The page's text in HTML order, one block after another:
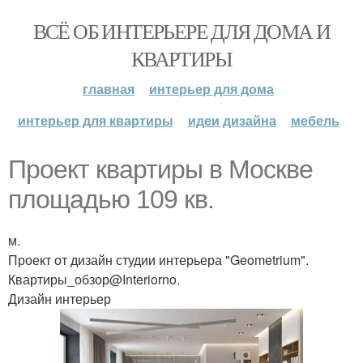
ВСЁ ОБ ИНТЕРЬЕРЕ ДЛЯ ДОМА И
КВАРТИРЫ
главная
интерьер для дома
интерьер для квартиры
идеи дизайна мебель
Проект квартиры в Москве
площадью 109 кв.
м.
Проект от дизайн студии интерьера "Geometrium".
Квартиры_обзор@Interiorno.
Дизайн интерьер